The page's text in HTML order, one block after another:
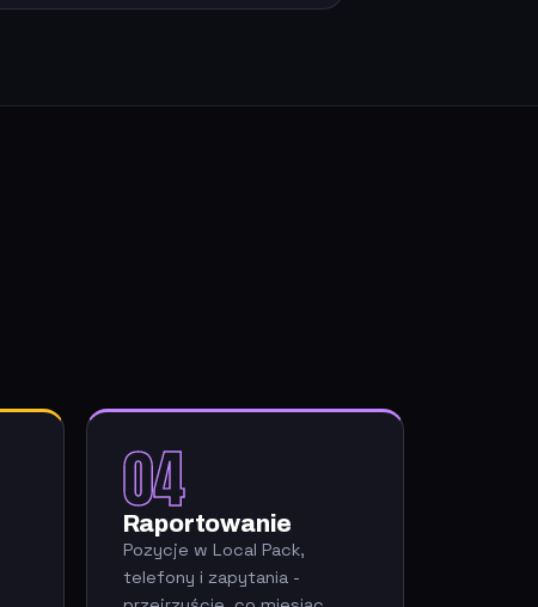
04
Raportowanie
Pozycje w Local Pack,
telefony i zapytania -